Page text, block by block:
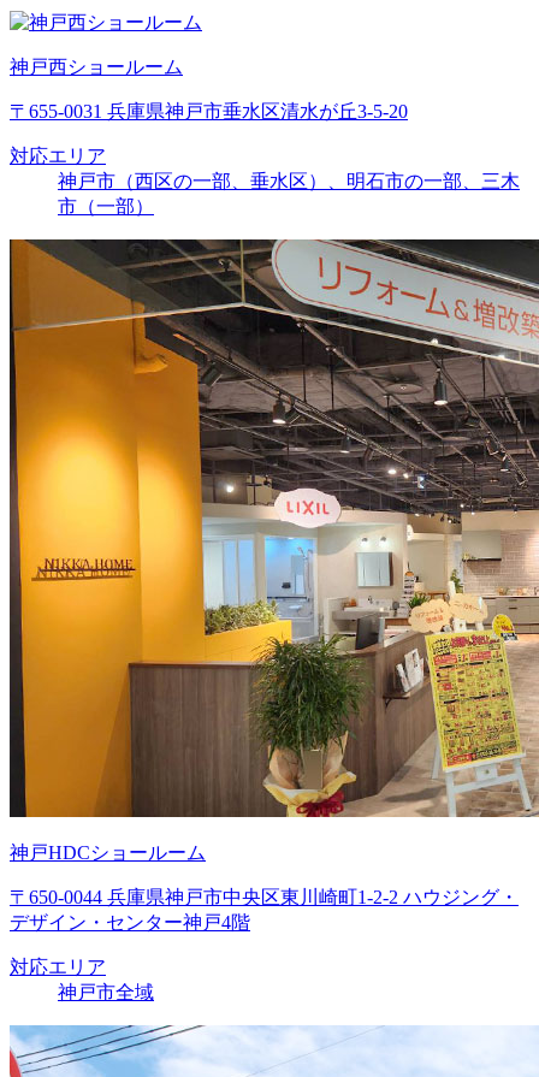
神戸西ショールーム
〒655-0031 兵庫県神戸市垂水区清水が丘3-5-20
対応エリア
神戸市（西区の一部、垂水区）、明石市の一部、三木
市（一部）
神戸HDCショールーム
〒650-0044 兵庫県神戸市中央区東川崎町1-2-2 ハウジング・
デザイン・センター神戸4階
対応エリア
神戸市全域